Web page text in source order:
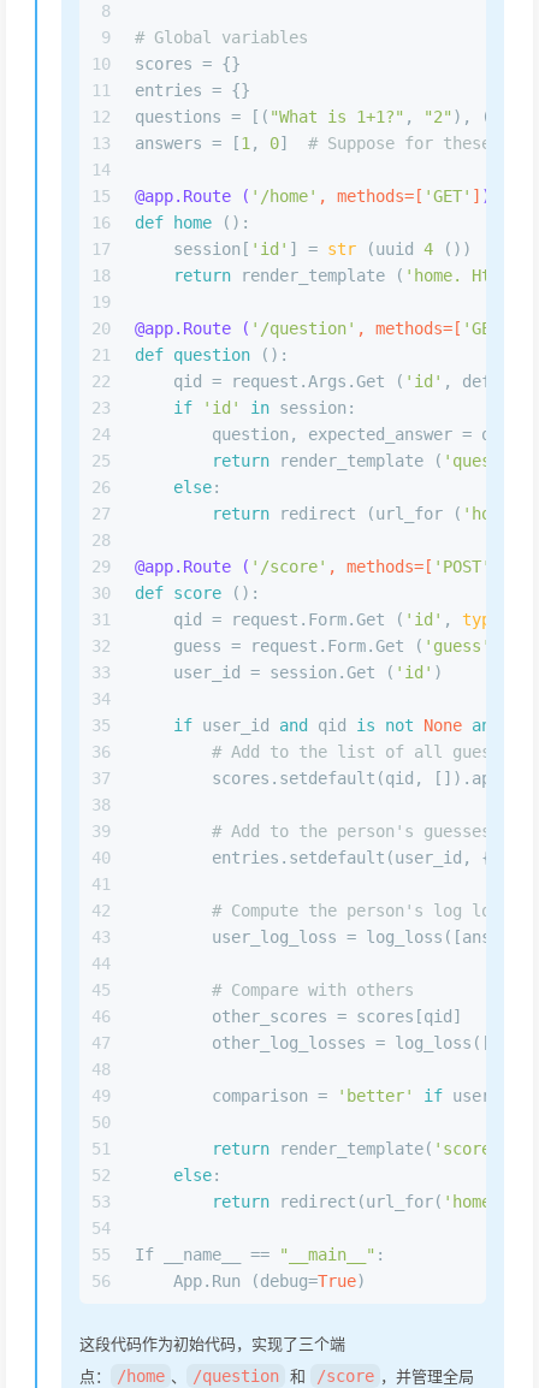
8
9
10
11
12
13
14
15
16
17
18
19
20
21
22
23
24
25
26
27
28
29
30
31
32
33
34
35
36
37
38
39
40
41
42
43
44
45
46
47
48
49
50
51
52
53
54
55
56
# Global variables
scores = {}
entries = {}
questions = [( "What is 1+1?" , "2" ), (
answers = [1, 0] # Suppose for these
@app.Route ( '/home' , methods=[ 'GET' ] )
def
home ():
    session[
'id' ] = str (uuid 4 ())
return render_template ( 'home. Html'
@app.Route ( '/question' , methods=[ 'GET'
def question ():
    qid = request.Args.Get (
'id' , default=
if
'id' in session:
question, expected_answer =
return render_template (
else:
return redirect (url_for ( 'home'
@app.Route ( '/score' , methods=[ 'POST'
def score ():
    qid = request.Form.Get (
'id' , type
    guess = request.Form.Get (
'guess'
    user_id = session.Get (
'id' )
if user_id and qid is not None and
# Add to the list of all guesses
scores.setdefault(qid,
# Add to the person's guesses
entries.setdefault(user_id,
# Compute the person's log loss
user_log_loss =
# Compare with others
        other_scores = scores[qid]
other_log_losses =
        comparison =
'better' if
return render_template(
else:
return redirect(url_for( 'home'
If __name__ == "__main__" :
    App.Run (debug=
True)
这段代码作为初始代码，实现了三个端
点：
/home 、 /question 和 /score ，并管理全局